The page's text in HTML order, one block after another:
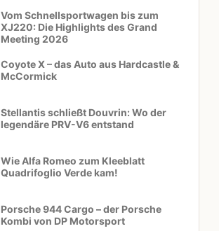
Vom Schnellsportwagen bis zum
XJ220: Die Highlights des Grand
Meeting 2026
Coyote X – das Auto aus Hardcastle &
McCormick
Stellantis schließt Douvrin: Wo der
legendäre PRV-V6 entstand
Wie Alfa Romeo zum Kleeblatt
Quadrifoglio Verde kam!
Porsche 944 Cargo – der Porsche
Kombi von DP Motorsport